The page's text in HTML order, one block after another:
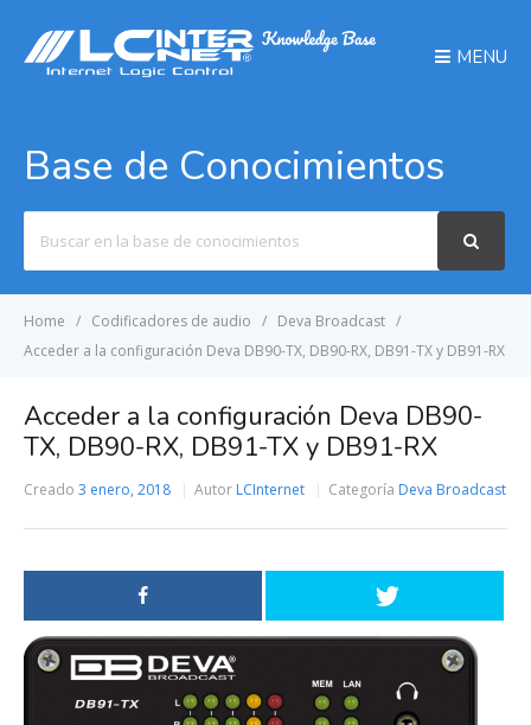
MENU
Base de Conocimientos
For
Home Codificadores de audio
Deva Broadcast
Acceder a la configuración Deva DB90-TX, DB90-RX, DB91-TX y DB91-RX
Acceder a la configuración Deva DB90-
TX, DB90-RX, DB91-TX y DB91-RX
Creado 3 enero, 2018 Autor LCInternet Categoría Deva Broadcast